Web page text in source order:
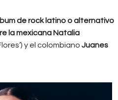
de rock latino o alternativo
la mexicana Natalia
y el colombiano Juanes